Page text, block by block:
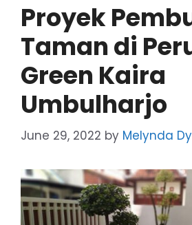
Proyek
Taman di
Green Kaira
Umbulharjo
June 29, 2022 by Melynda